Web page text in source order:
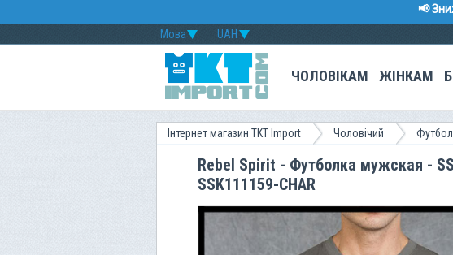
📢
UAH
Мова
ЧОЛОВІКАМ ЖІНКАМ
Інтернет магазин TKT Import Чоловічий
Rebel Spirit - Футболка мужская -
SSK111159-CHAR